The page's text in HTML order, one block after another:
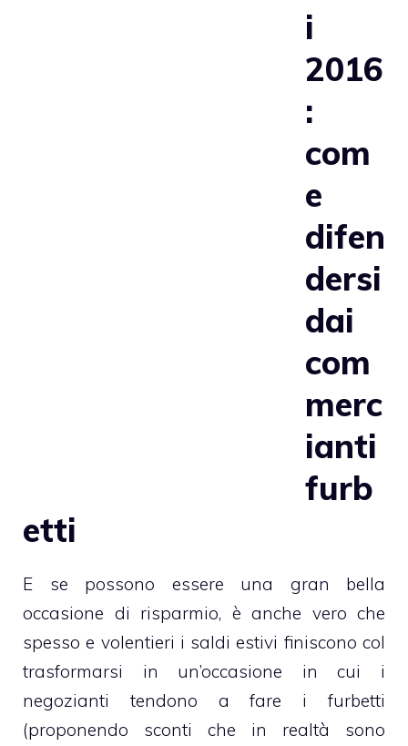
i
2016
:
com
e
difen
dersi
dai
com
merc
ianti
furb
etti
E se possono essere una gran bella
occasione di risparmio, è anche vero che
spesso e volentieri i saldi estivi finiscono col
trasformarsi in un’occasione in cui i
negozianti tendono a fare i furbetti
(proponendo sconti che in realtà sono